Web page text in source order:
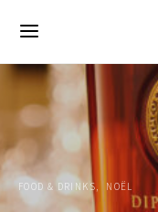
FOOD & DRINKS NOËL